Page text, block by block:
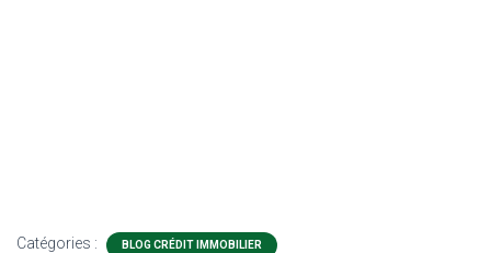
Catégories : BLOG CRÉDIT IMMOBILIER